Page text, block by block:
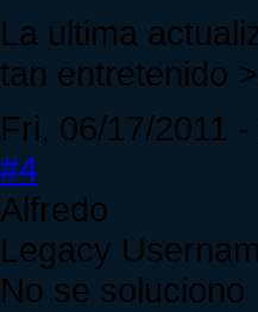
La ultima
tan entretenido
Fri, 06/17/2011
#4
Alfredo
Legacy
No se soluciono